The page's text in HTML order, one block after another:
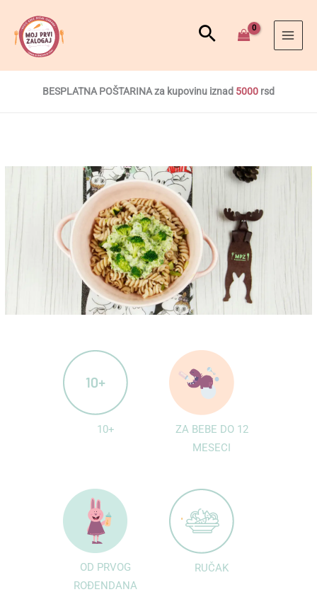
BESPLATNA POŠTARINA za kupovinu iznad 5000 rsd
10+
ZA BEBE DO 12
MESECI
OD PRVOG
ROĐENDANA
RUČAK